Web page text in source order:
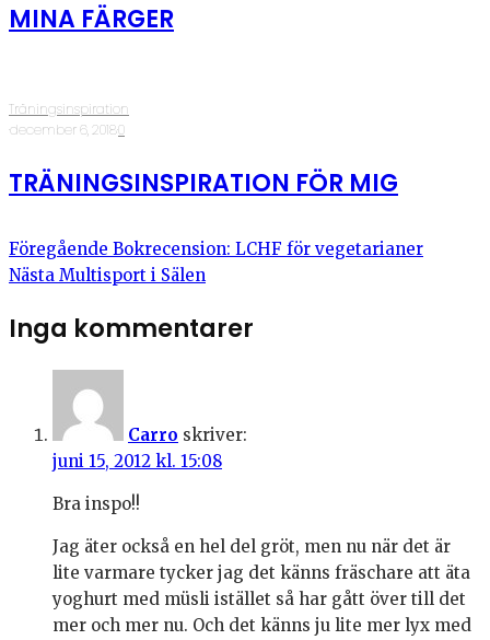
MINA FÄRGER
Träningsinspiration
·december 6, 2018·0
TRÄNINGSINSPIRATION FÖR MIG
Föregående Bokrecension: LCHF för vegetarianer
Nästa Multisport i Sälen
Inga kommentarer
Carro skriver:
juni 15, 2012 kl. 15:08
Bra inspo!!
Jag äter också en hel del gröt, men nu när det är
lite varmare tycker jag det känns fräschare att äta
yoghurt med müsli istället så har gått över till det
mer och mer nu. Och det känns ju lite mer lyx med